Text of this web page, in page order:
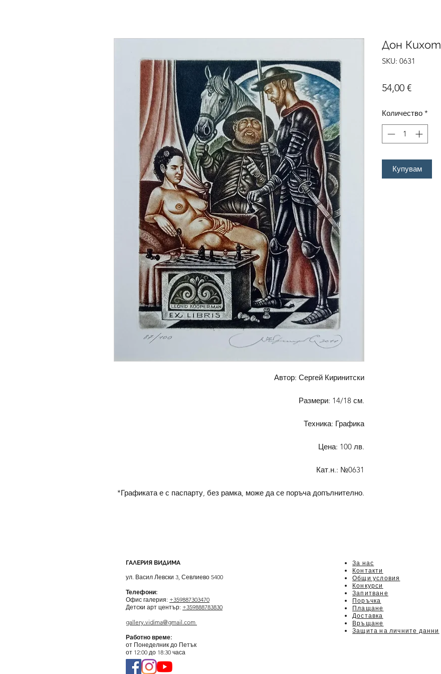
Автор: Сергей Киринитски
Размери: 14/18 см.
Техника: Графика
Цена: 100 лв.
Кат.н.: №0631
*Графиката е с паспарту, без рамка, може да се поръча допълнително.
Дон Кихот
SKU: 0631
54,00 €Цена
Количество *
Купувам
ГАЛЕРИЯ ВИДИМА
ул. Васил Левски 3, Севлиево 5400
Телефони:
Офис галерия: +359887303470
Детски арт център: +359888783830
gallery.vidima@gmail.com
Работно време:
от Понеделник до Петък
от 12:00 до 18:30 часа
За нас
Контакти
Общи условия
Конкурси
Запитване
Поръчка
Плащане
Доставка
Връщане
Защита на личните данни